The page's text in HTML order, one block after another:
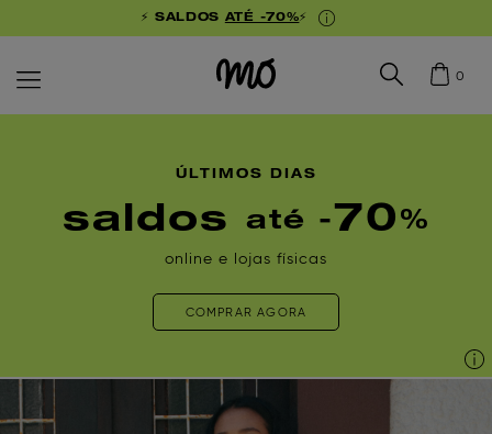
⚡ SALDOS ATÉ -70%⚡
0
ÚLTIMOS DIAS
saldos até - 70 %
online e lojas físicas
COMPRAR AGORA